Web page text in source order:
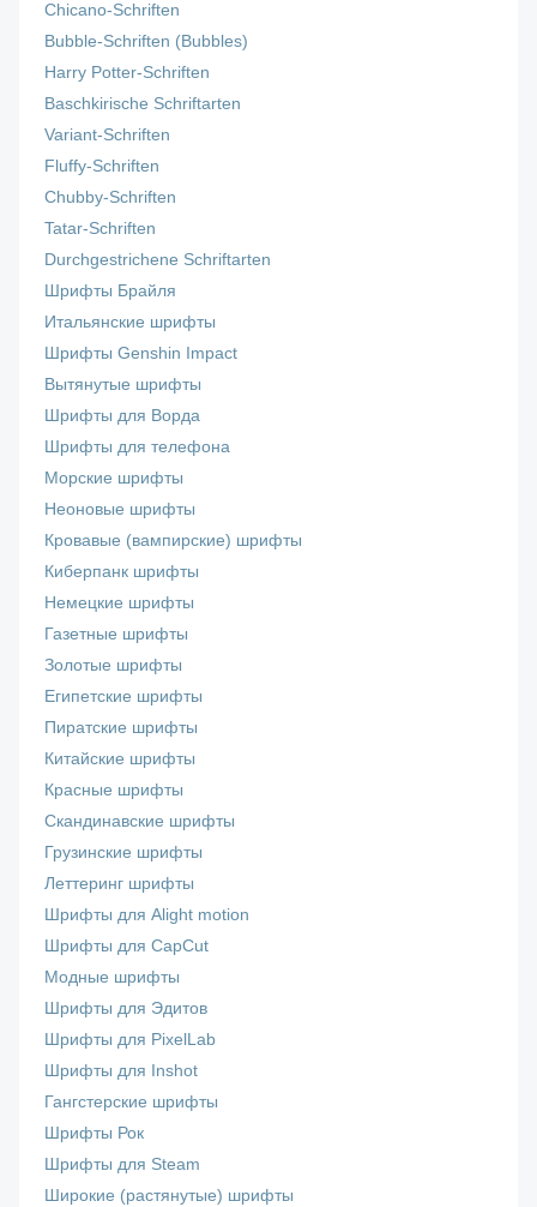
Chicano-Schriften
Bubble-Schriften (Bubbles)
Harry Potter-Schriften
Baschkirische Schriftarten
Variant-Schriften
Fluffy-Schriften
Chubby-Schriften
Tatar-Schriften
Durchgestrichene Schriftarten
Шрифты Брайля
Итальянские шрифты
Шрифты Genshin Impact
Вытянутые шрифты
Шрифты для Ворда
Шрифты для телефона
Морские шрифты
Неоновые шрифты
Кровавые (вампирские) шрифты
Киберпанк шрифты
Немецкие шрифты
Газетные шрифты
Золотые шрифты
Египетские шрифты
Пиратские шрифты
Китайские шрифты
Красные шрифты
Скандинавские шрифты
Грузинские шрифты
Леттеринг шрифты
Шрифты для Alight motion
Шрифты для CapCut
Модные шрифты
Шрифты для Эдитов
Шрифты для PixelLab
Шрифты для Inshot
Гангстерские шрифты
Шрифты Рок
Шрифты для Steam
Широкие (растянутые) шрифты